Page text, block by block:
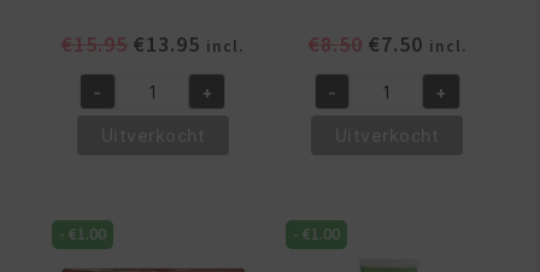
€15.95 Oorspronkelijke
was:
€13.95 Huidige
prijs
is:
incl.
Pink
Kit
Black
- +
€8.50 Oorspronkelijke
was:
€7.50Huidige
prijs
is:
incl.
Pink
Kit
Brown
- +
-€1.00 -€1.00